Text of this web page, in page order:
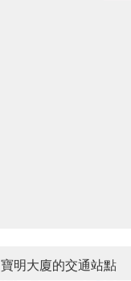
寶明大廈的交通站點